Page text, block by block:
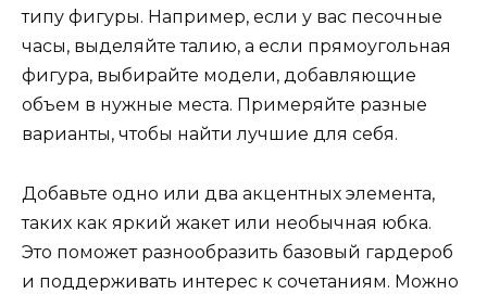
типу фигуры. Например, если у вас песочные
часы, выделяйте талию, а если прямоугольная
фигура, выбирайте модели, добавляющие
объем в нужные места. Примеряйте разные
варианты, чтобы найти лучшие для себя.
Добавьте одно или два акцентных элемента,
таких как яркий жакет или необычная юбка.
Это поможет разнообразить базовый гардероб
и поддерживать интерес к сочетаниям. Можно